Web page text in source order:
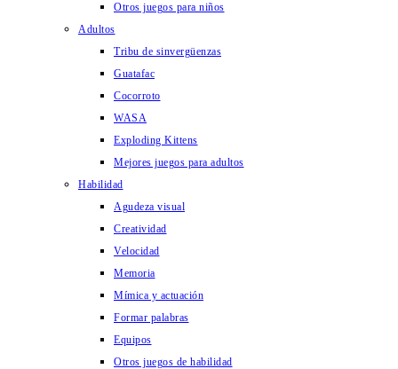
Otros juegos para niños
Adultos
Tribu de sinvergüenzas
Guatafac
Cocorroto
WASA
Exploding Kittens
Mejores juegos para adultos
Habilidad
Agudeza visual
Creatividad
Velocidad
Memoria
Mímica y actuación
Formar palabras
Equipos
Otros juegos de habilidad